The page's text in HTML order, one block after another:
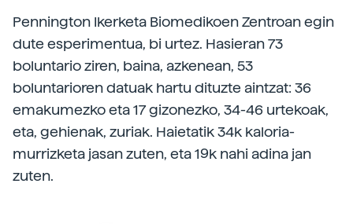
Pennington Ikerketa Biomedikoen Zentroan egin
dute esperimentua, bi urtez. Hasieran 73
boluntario ziren, baina, azkenean, 53
boluntarioren datuak hartu dituzte aintzat: 36
emakumezko eta 17 gizonezko, 34-46 urtekoak,
eta, gehienak, zuriak. Haietatik 34k kaloria-
murrizketa jasan zuten, eta 19k nahi adina jan
zuten.